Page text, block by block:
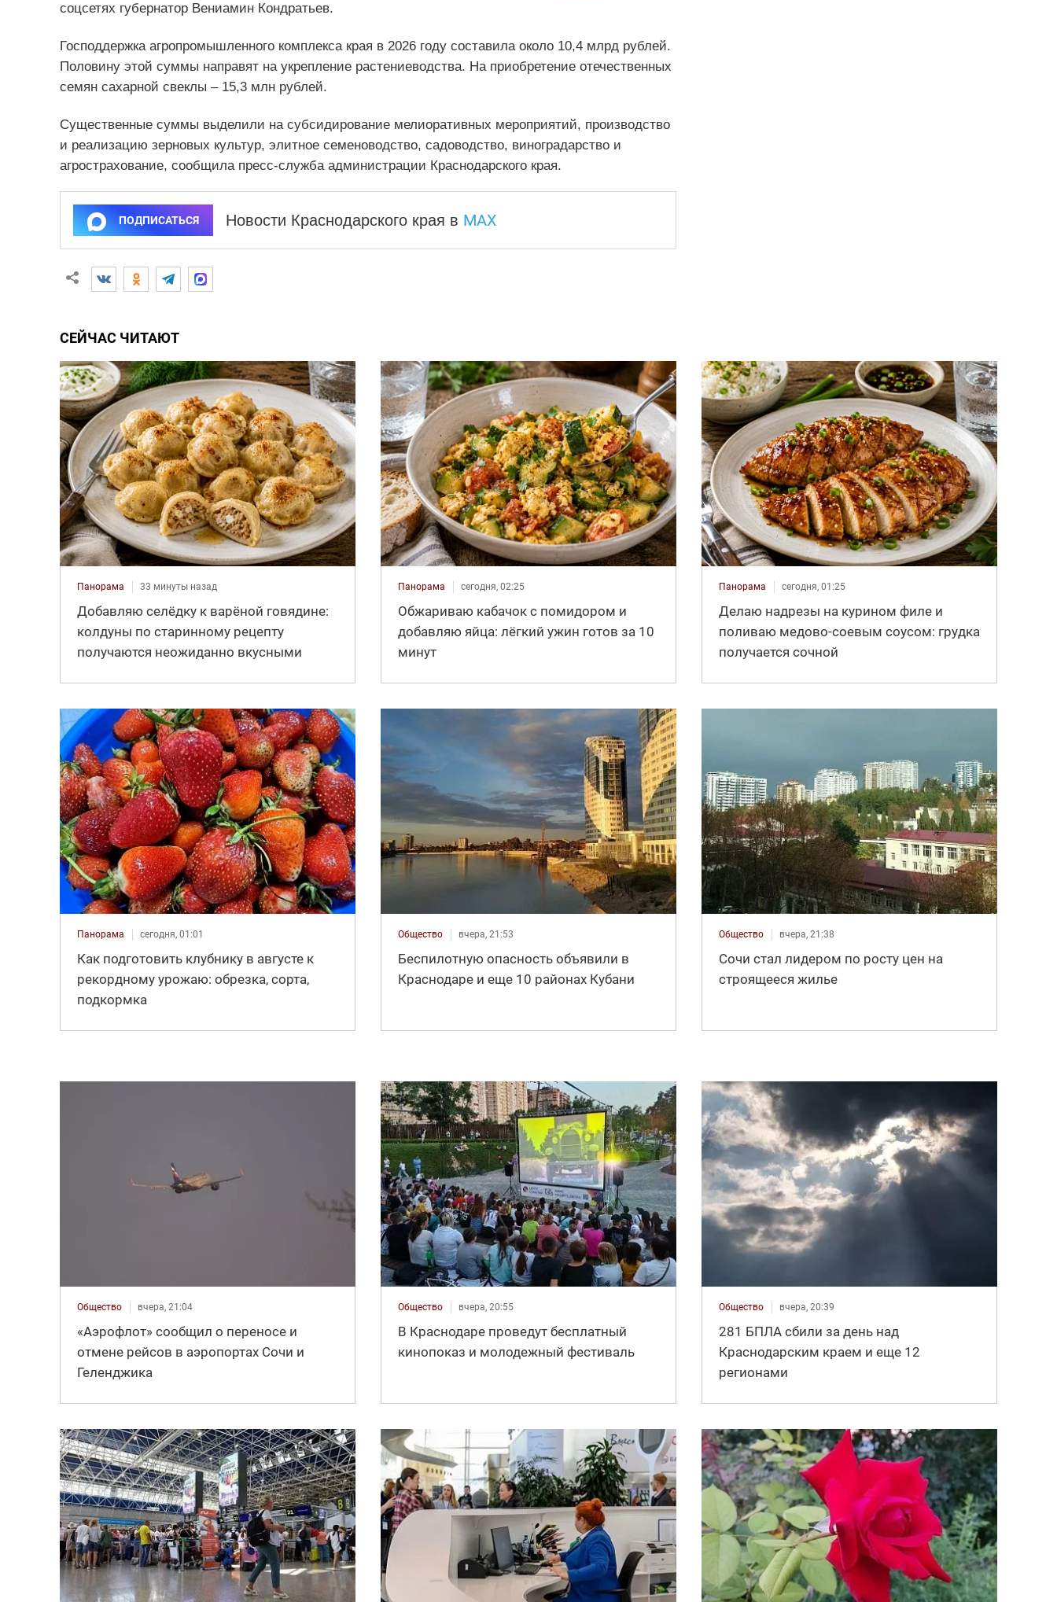
соцсетях губернатор Вениамин Кондратьев.
Господдержка агропромышленного комплекса края в 2026 году составила около 10,4 млрд рублей.
Половину этой суммы направят на укрепление растениеводства. На приобретение отечественных
семян сахарной свеклы – 15,3 млн рублей.
Существенные суммы выделили на субсидирование мелиоративных мероприятий, производство
и реализацию зерновых культур, элитное семеноводство, садоводство, виноградарство и
агрострахование, сообщила пресс-служба администрации Краснодарского края.
ПОДПИСАТЬСЯ Новости Краснодарского края в MAX
СЕЙЧАС ЧИТАЮТ
Панорама 33 минуты назад
Добавляю селёдку к варёной говядине:
колдуны по старинному рецепту
получаются неожиданно вкусными
Панорама сегодня, 02:25
Обжариваю кабачок с помидором и
добавляю яйца: лёгкий ужин готов за 10
минут
Панорама сегодня, 01:25
Делаю надрезы на курином филе и
поливаю медово-соевым соусом: грудка
получается сочной
Панорама сегодня, 01:01
Как подготовить клубнику в августе к
рекордному урожаю: обрезка, сорта,
подкормка
Общество вчера, 21:53
Беспилотную опасность объявили в
Краснодаре и еще 10 районах Кубани
Общество вчера, 21:38
Сочи стал лидером по росту цен на
строящееся жилье
Общество вчера, 21:04
«Аэрофлот» сообщил о переносе и
отмене рейсов в аэропортах Сочи и
Геленджика
Общество вчера, 20:55
В Краснодаре проведут бесплатный
кинопоказ и молодежный фестиваль
Общество вчера, 20:39
281 БПЛА сбили за день над
Краснодарским краем и еще 12
регионами